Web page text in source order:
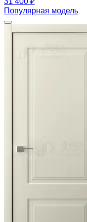
Популярная модель